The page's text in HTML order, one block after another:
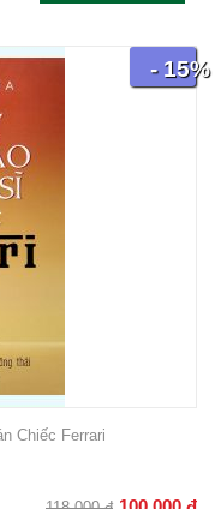
- 15%
Chiếc Ferrari